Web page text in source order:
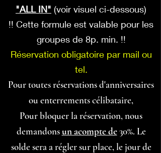
"ALL IN" (voir visuel ci-dessous)
!! Cette formule est valable pour les
groupes de 8p. min. !!
Réservation obligatoire par mail ou
tel.
Pour toutes réservations d'anniversaires
ou enterrements célibataire,
Pour bloquer la réservation, nous
demandonsun acompte de30%. Le
solde sera a régler sur place, le jour de